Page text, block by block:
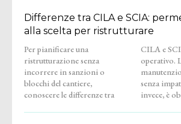
Differenze tra CILA e SCIA:
alla scelta per ristrutturare
Per pianificare una
ristrutturazione senza
incorrere in sanzioni o
blocchi del cantiere,
conoscere le differenze tra
CILA e SCIA è il primo passo
operativo. La CILA gestisce la
manutenzione straordinaria
senza impatto statico; la SCIA,
invece, è